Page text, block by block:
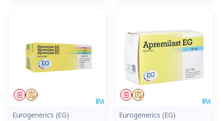
Op voorschrift
Geneesmiddel
Eurogenerics (EG)
Op voorschrift
Geneesmiddel
Eurogenerics (EG)